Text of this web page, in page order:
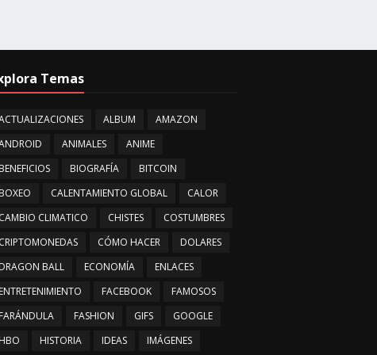
Temas
ALBUM
AMAZON
ANIMALES
ANIME
BENEFICIOS
BIOGRAFÍA
BITCOIN
BOXEO
CALENTAMIENTO GLOBAL
CALOR
CAMBIO CLIMATICO
CHISTES
COSTUMBRES
CRIPTOMONEDAS
CÓMO HACER
DOLARES
DRAGON BALL
ECONOMÍA
ENLACES
ENTRETENIMIENTO
FACEBOOK
FAMOSOS
FARÁNDULA
FASHION GIFS
GOOGLE
HBO
HISTORIA IDEAS IMÁGENES